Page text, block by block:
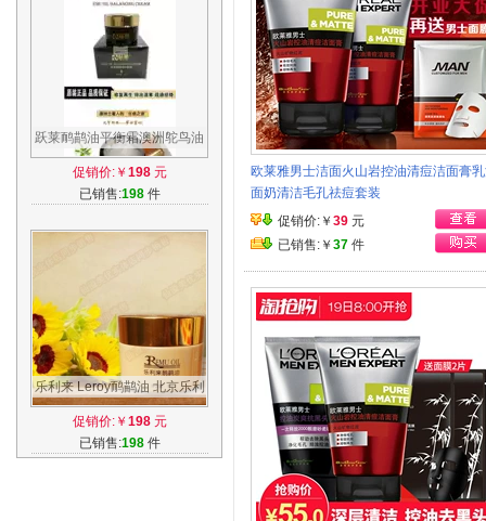
跃莱鸸鹋油平衡霜澳洲鸵鸟油
损伤修复疏通经络祛湿排寒 原
装正品
促销价:￥ 198元
已销售:198件
乐利来 Leroy鸸鹋油 北京乐利
来鸸鹋油正品 原乐利来鸵鸟油
促销价:￥ 198元
已销售:198件
欧莱雅男士洁面火山岩控油清痘洁面膏
面奶清洁毛孔祛痘套装
促销价:￥ 39 元
已销售:￥ 37 件